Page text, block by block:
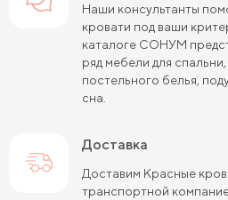
Кровати розового цвета
Кровати синего цвета
Кровати черного цвета
Кровати шириной 90 см
Наши консультанты
кровати под ваши
каталоге СОНУМ
ряд мебели для
постельного белья,
сна.
Доставка
Доставим Красные
транспортной